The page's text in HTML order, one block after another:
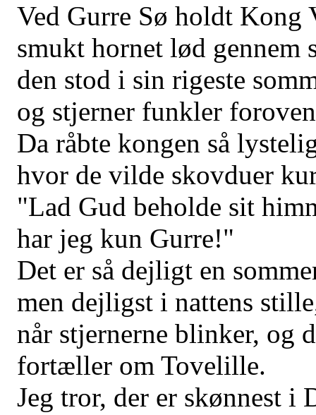
Ved Gurre Sø holdt Kong
smukt hornet lød gennem
den stod i sin rigeste
og stjerner funkler
Da råbte kongen så
hvor de vilde skovduer
"Lad Gud beholde sit
har jeg kun Gurre!"
Det er så dejligt en
men dejligst i nattens
når stjernerne blinker, og
fortæller om Tovelille.
Jeg tror, der er skønnest i